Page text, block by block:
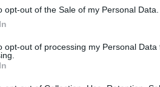
opt-out of the Sale of my Personal Data.
opt-out of processing my Personal Data